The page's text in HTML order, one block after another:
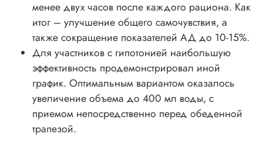
менее двух часов после каждого рациона. Как
итог – улучшение общего самочувствия, а
также сокращение показателей АД до 10-15%.
Для участников с гипотонией наибольшую
эффективность продемонстрировал иной
график. Оптимальным вариантом оказалось
увеличение объема до 400 мл воды, с
приемом непосредственно перед обеденной
трапезой.